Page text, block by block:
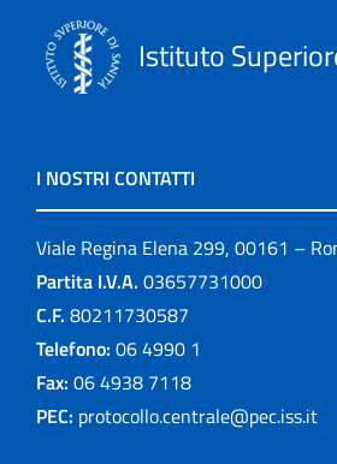
Istituto
I NOSTRI CONTATTI
Viale Regina Elena 299, 00161 –
Partita I.V.A. 03657731000
C.F. 80211730587
Telefono: 06 4990 1
Fax: 06 4938 7118
PEC: protocollo.centrale@pec.iss.it